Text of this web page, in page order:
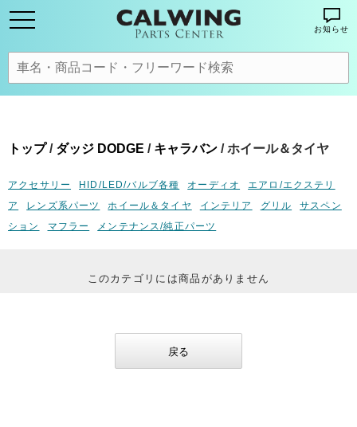
お知らせ
トップ/ ダッジ DODGE / キャラバン / ホイール＆タイヤ
アクセサリー HID/LED/バルブ各種 オーディオ
エアロ/エクステリ
ア
レンズ系パーツ ホイール＆タイヤ インテリア グリル
サスペン
ション
マフラー メンテナンス/純正パーツ
このカテゴリには商品がありません
戻る